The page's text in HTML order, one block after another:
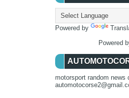
Powered by
Powered
motorsport random news